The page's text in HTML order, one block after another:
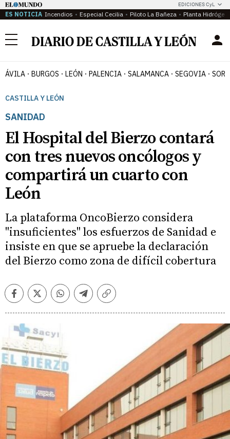
EDICIONES CyL
ES NOTICIA Incendios Especial Cecilia Piloto La Bañeza Planta
Menú
ÁVILA BURGOS LEÓN PALENCIA SALAMANCA SEGOVIA
CASTILLA Y LEÓN
SANIDAD
El Hospital del Bierzo contará
con tres nuevos oncólogos y
compartirá un cuarto con
León
La plataforma OncoBierzo considera
"insuficientes" los esfuerzos de Sanidad e
insiste en que se apruebe la declaración
del Bierzo como zona de difícil cobertura
FacebookTwitterWhatsappTelegramCopiar